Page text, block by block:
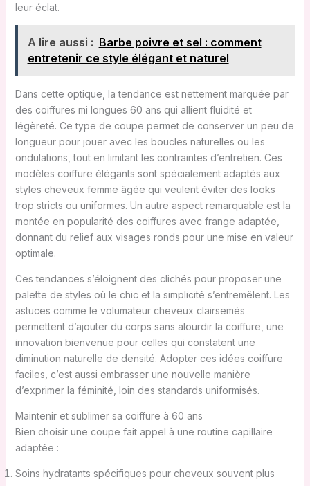
leur éclat.
A lire aussi : Barbe poivre et sel : comment
entretenir ce style élégant et naturel
Dans cette optique, la tendance est nettement marquée par
des coiffures mi longues 60 ans qui allient fluidité et
légèreté. Ce type de coupe permet de conserver un peu de
longueur pour jouer avec les boucles naturelles ou les
ondulations, tout en limitant les contraintes d’entretien. Ces
modèles coiffure élégants sont spécialement adaptés aux
styles cheveux femme âgée qui veulent éviter des looks
trop stricts ou uniformes. Un autre aspect remarquable est la
montée en popularité des coiffures avec frange adaptée,
donnant du relief aux visages ronds pour une mise en valeur
optimale.
Ces tendances s’éloignent des clichés pour proposer une
palette de styles où le chic et la simplicité s’entremêlent. Les
astuces comme le volumateur cheveux clairsemés
permettent d’ajouter du corps sans alourdir la coiffure, une
innovation bienvenue pour celles qui constatent une
diminution naturelle de densité. Adopter ces idées coiffure
faciles, c’est aussi embrasser une nouvelle manière
d’exprimer la féminité, loin des standards uniformisés.
Maintenir et sublimer sa coiffure à 60 ans
Bien choisir une coupe fait appel à une routine capillaire
adaptée :
Soins hydratants spécifiques pour cheveux souvent plus